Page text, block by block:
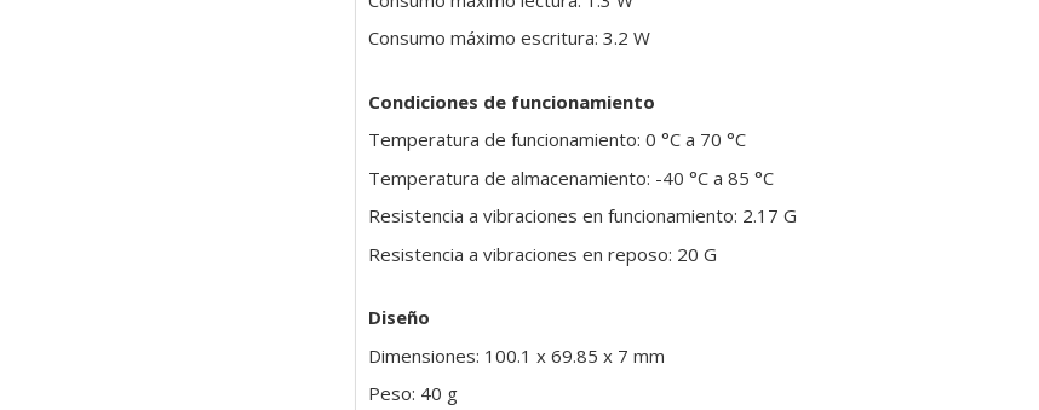
Consumo máximo escritura: 3.2 W
Condiciones de funcionamiento
Temperatura de funcionamiento: 0 °C a 70 °C
Temperatura de almacenamiento: -40 °C a 85 °C
Resistencia a vibraciones en funcionamiento: 2.17 G
Resistencia a vibraciones en reposo: 20 G
Diseño
Dimensiones: 100.1 x 69.85 x 7 mm
Peso: 40 g